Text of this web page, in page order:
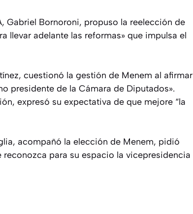
Gabriel Bornoroni, propuso la reelección de
llevar adelante las reformas» que impulsa el
cuestionó la gestión de Menem al afirmar
presidente de la Cámara de Diputados».
expresó su expectativa de que mejore “la
acompañó la elección de Menem, pidió
reconozca para su espacio la vicepresidencia